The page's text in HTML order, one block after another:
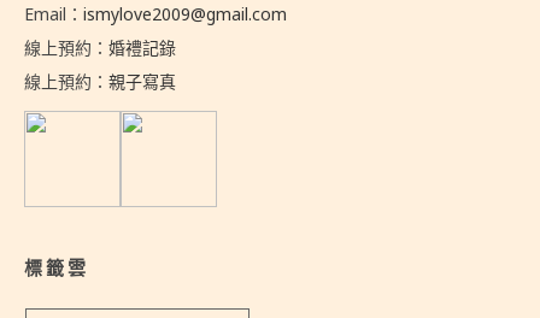
Email： ismylove2009@gmail.com
線上預約： 婚禮記錄
線上預約： 親子寫真
標籤雲